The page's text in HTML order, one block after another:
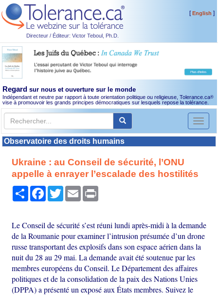
Directeur / Éditeur: Victor Teboul, Ph.D.
[English ]
Regard sur nous et ouverture sur le monde
Indépendant et neutre par rapport à toute orientation politique ou religieuse, Tolerance.ca®
vise à promouvoir les grands principes démocratiques sur lesquels repose la tolérance.
Toggle
Observatoire des droits humains
Ukraine : au Conseil de sécurité, l’ONU
appelle à enrayer l’escalade des hostilités
PartagerFacebook
TwitterEmail
Le Conseil de sécurité s’est réuni lundi après-midi à la demande
de la Roumanie pour examiner l’intrusion présumée d’un drone
russe transportant des explosifs dans son espace aérien dans la
nuit du 28 au 29 mai. La demande avait été soutenue par les
membres européens du Conseil. Le Département des affaires
politiques et de la consolidation de la paix des Nations Unies
(DPPA) a présenté un exposé aux États membres. Suivez le